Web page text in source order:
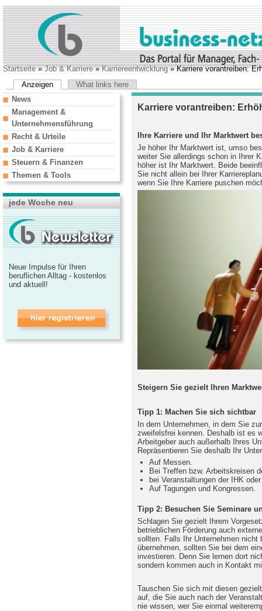
Startseite»Job & Karriere»Karriereentwicklung» Karriere vorantreiben:
Anzeigen
What links here
Karriere vorantreiben:
Ihre Karriere und Ihr Marktwert
Je höher Ihr Marktwert ist, umso
weiter Sie allerdings schon in Ihrer
höher ist Ihr Marktwert. Beide
Sie nicht allein bei Ihrer
wenn Sie Ihre Karriere puschen
Steigern Sie gezielt Ihren
Tipp 1: Machen Sie sich sichtbar
In dem Unternehmen, in dem Sie
zweifelsfrei kennen. Deshalb ist es
Arbeitgeber auch außerhalb Ihres
Repräsentieren Sie deshalb Ihr
Auf Messen.
Bei Treffen bzw. Arbeitskreisen
bei Veranstaltungen der IHK
Auf Tagungen und Kongressen.
Tipp 2: Besuchen Sie Seminare
Schlagen Sie gezielt Ihrem
betrieblichen Förderung auch
sollten. Falls Ihr Unternehmen
übernehmen, sollten Sie bei dem
investieren. Denn Sie lernen dort
sondern kommen auch in Kontakt
Tauschen Sie sich mit diesen
auf, die Sie auch nach der
nie wissen, wer Sie einmal
News
Management &
Unternehmensführung
Recht & Urteile
Job & Karriere
Steuern & Finanzen
Themen & Tools
jede Woche neu
Neue Impulse für Ihren
beruflichen Alltag - kostenlos
und aktuell!